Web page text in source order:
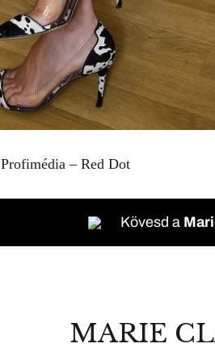
Profimédia – Red Dot
Kövesd a
MARIE